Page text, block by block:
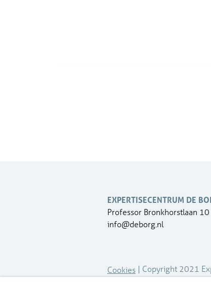
EXPERTISECENTRUM DE
Professor Bronkhorstlaan
info@deborg.nl
Cookies | Copyright 2021